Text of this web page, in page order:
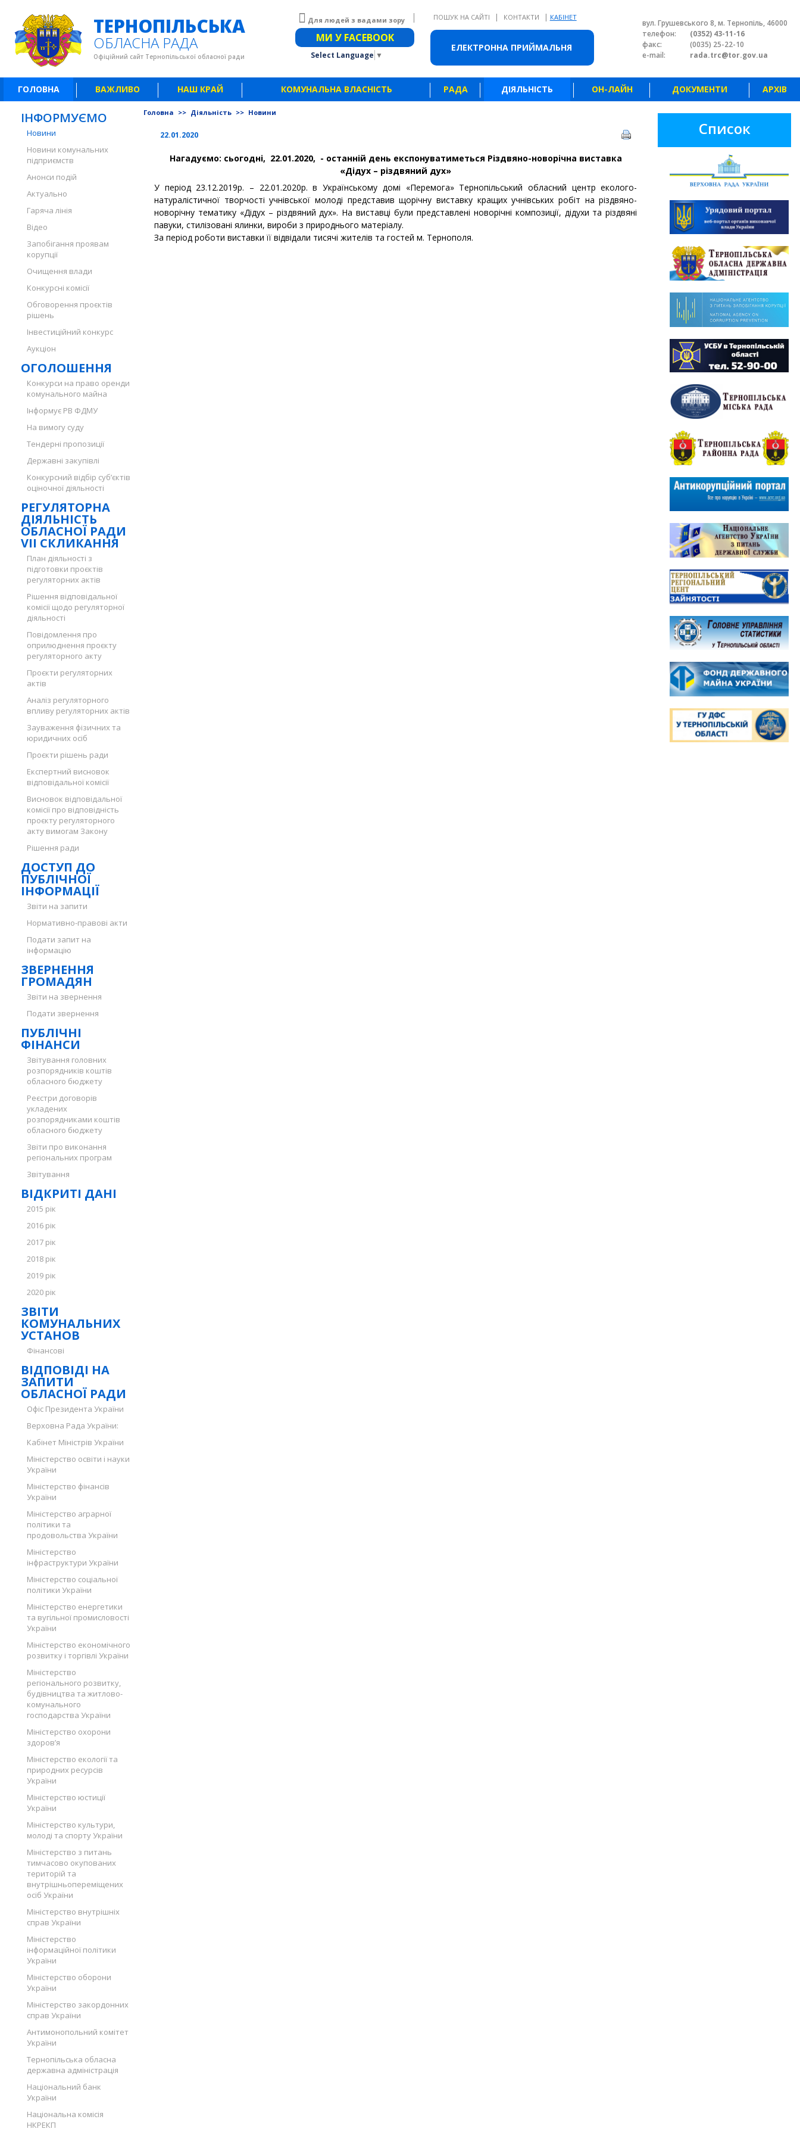
ЕЛЕКТРОННА ПРИЙМАЛЬНЯ
ТЕРНОПІЛЬСЬКА
ОБЛАСНА РАДА
Офіційний сайт Тернопільської обласної ради
Для людей з вадами зору Звичайна версія сайту
МИ У FACEBOOK
Select Language ▼
ПОШУК НА САЙТІ | КОНТАКТИ | КАБІНЕТ
вул. Грушевського 8, м. Тернопіль, 46000
телефон:
(0352) 43-11-16
факс:
(0035) 25-22-10
e-mail:
rada.trc@tor.gov.ua
ГОЛОВНА ВАЖЛИВО НАШ КРАЙ КОМУНАЛЬНА ВЛАСНІСТЬ РАДА ДІЯЛЬНІСТЬ ОН-ЛАЙН ДОКУМЕНТИ АРХІВ
ІНФОРМУЄМО
Новини
Новини комунальних
підприємств
Анонси подій
Актуально
Гаряча лінія
Відео
Запобігання проявам
корупції
Очищення влади
Конкурсні комісії
Обговорення проєктів
рішень
Інвестиційний конкурс
Аукціон
ОГОЛОШЕННЯ
Конкурси на право оренди
комунального майна
Інформує РВ ФДМУ
На вимогу суду
Тендерні пропозиції
Державні закупівлі
Конкурсний відбір суб’єктів
оціночної діяльності
РЕГУЛЯТОРНА
ДІЯЛЬНІСТЬ
ОБЛАСНОЇ РАДИ
VII СКЛИКАННЯ
План діяльності з
підготовки проєктів
регуляторних актів
Рішення відповідальної
комісії щодо регуляторної
діяльності
Повідомлення про
оприлюднення проєкту
регуляторного акту
Проєкти регуляторних
актів
Аналіз регуляторного
впливу регуляторних актів
Зауваження фізичних та
юридичних осіб
Проєкти рішень ради
Експертний висновок
відповідальної комісії
Висновок відповідальної
комісії про відповідність
проєкту регуляторного
акту вимогам Закону
Рішення ради
ДОСТУП ДО
ПУБЛІЧНОЇ
ІНФОРМАЦІЇ
Звіти на запити
Нормативно-правові акти
Подати запит на
інформацію
ЗВЕРНЕННЯ
ГРОМАДЯН
Звіти на звернення
Подати звернення
ПУБЛІЧНІ
ФІНАНСИ
Звітування головних
розпорядників коштів
обласного бюджету
Реєстри договорів
укладених
розпорядниками коштів
обласного бюджету
Звіти про виконання
регіональних програм
Звітування
ВІДКРИТІ ДАНІ
2015 рік
2016 рік
2017 рік
2018 рік
2019 рік
2020 рік
ЗВІТИ
КОМУНАЛЬНИХ
УСТАНОВ
Фінансові
ВІДПОВІДІ НА
ЗАПИТИ
ОБЛАСНОЇ РАДИ
Офіс Президента України
Верховна Рада України:
Кабінет Міністрів України
Міністерство освіти і науки
України
Міністерство фінансів
України
Міністерство аграрної
політики та
продовольства України
Міністерство
інфраструктури України
Міністерство соціальної
політики України
Міністерство енергетики
та вугільної промисловості
України
Міністерство економічного
розвитку і торгівлі України
Міністерство
регіонального розвитку,
будівництва та житлово-
комунального
господарства України
Міністерство охорони
здоров’я
Міністерство екології та
природних ресурсів
України
Міністерство юстиції
України
Міністерство культури,
молоді та спорту України
Міністерство з питань
тимчасово окупованих
територій та
внутрішньопереміщених
осіб України
Міністерство внутрішніх
справ України
Міністерство
інформаційної політики
України
Міністерство оборони
України
Міністерство закордонних
справ України
Антимонопольний комітет
України
Тернопільська обласна
державна адміністрація
Національний банк
України
Національна комісія
НКРЕКП
Головна >> Діяльність >> Новини
22.01.2020
Нагадуємо: сьогодні, 22.01.2020, - останній день експонуватиметься Різдвяно-новорічна виставка
«Дідух – різдвяний дух»
У період 23.12.2019р. – 22.01.2020р. в Українському домі «Перемога» Тернопільський обласний центр еколого-
натуралістичної творчості учнівської молоді представив щорічну виставку кращих учнівських робіт на різдвяно-
новорічну тематику «Дідух – різдвяний дух». На виставці були представлені новорічні композиції, дідухи та різдвяні
павуки, стилізовані ялинки, вироби з природнього матеріалу.
За період роботи виставки її відвідали тисячі жителів та гостей м. Тернополя.
Список